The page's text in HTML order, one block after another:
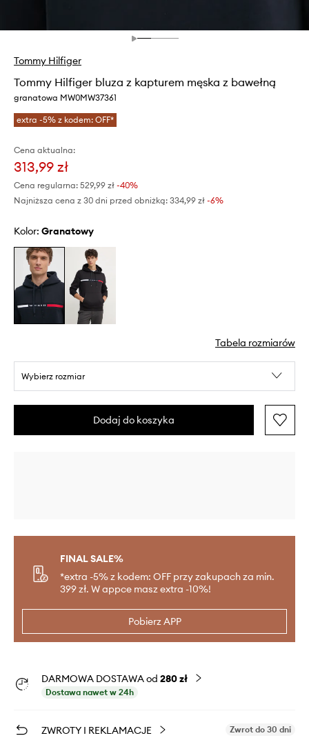
Tommy Hilfiger
Tommy Hilfiger bluza z kapturem męska z bawełną
granatowa MW0MW37361
extra -5% z kodem: OFF*
Cena aktualna:
313,99 zł
Cena regularna: 529,99 zł -40%
Najniższa cena z 30 dni przed obniżką: 334,99 zł -6%
Kolor: granatowy
Tabela rozmiarów
Wybierz rozmiar
Dodaj do koszyka
FINAL SALE%
*extra -5% z kodem: OFF przy zakupach za min.
399 zł. W appce masz extra -10%!
Pobierz APP
DARMOWA DOSTAWA od 280 zł
Dostawa nawet w 24h
ZWROTY I REKLAMACJE Zwrot do 30 dni